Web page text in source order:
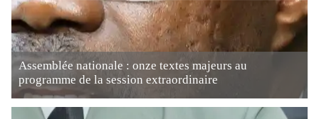
Assemblée nationale : onze textes majeurs au
programme de la session extraordinaire